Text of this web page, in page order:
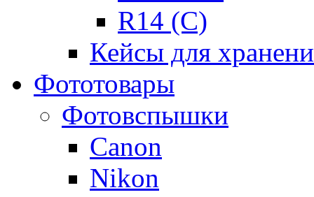
R14 (C)
Кейсы для
Фототовары
Фотовспышки
Canon
Nikon